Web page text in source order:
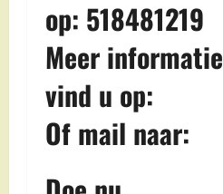
op: 518481219
Meer informatie
vind u op:
Of mail naar: